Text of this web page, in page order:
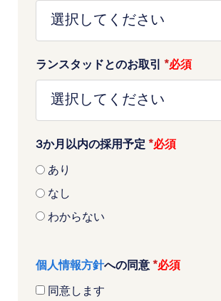
ランスタッドとのお取引 *
3か月以内の採用予定 *
あり
なし
わからない
個人情報方針への同意 *
同意します